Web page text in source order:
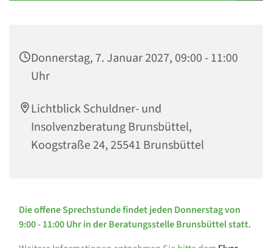
Donnerstag, 7. Januar 2027, 09:00 - 11:00
Uhr
Lichtblick Schuldner- und
Insolvenzberatung Brunsbüttel,
Koogstraße 24, 25541 Brunsbüttel
Die offene Sprechstunde findet jeden Donnerstag von
9:00 - 11:00 Uhr in der Beratungsstelle Brunsbüttel statt.